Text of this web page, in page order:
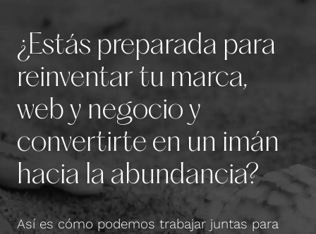
¿Estás preparada para
reinventar tu marca,
web y negocio y
convertirte en un imán
hacia la abundancia?
Así es cómo podemos trabajar juntas para